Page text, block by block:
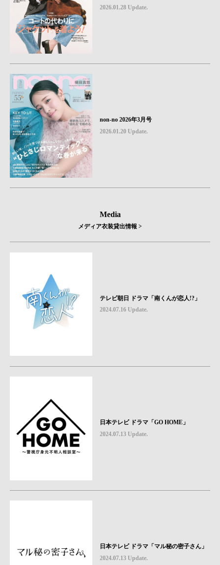
2026.01.28 Update.
non-no 2026年3月号
2026.01.20 Update.
Media
メディア衣装貸出情報 >
テレビ朝日 ドラマ「南くんが恋人!?」
2024.07.16 Update.
日本テレビ ドラマ「GO HOME」
2024.07.13 Update.
日本テレビ ドラマ「マル秘の密子さん」
2024.07.13 Update.